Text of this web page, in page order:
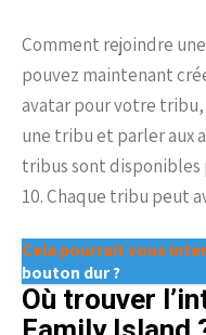
Comment rejoindre
pouvez maintenant
avatar pour votre
une tribu et parler aux
tribus sont disponibles
10. Chaque tribu peut
Cela pourrait vous
bouton dur ?
Où trouver